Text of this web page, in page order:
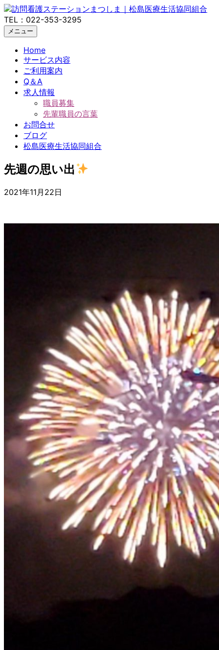
TEL：022-353-3295
メニュー
Home
サービス内容
ご利用案内
Q＆A
求人情報
職員募集
先輩職員の言葉
お問合せ
ブログ
松島医療生活協同組合
先週の思い出
2021年11月22日